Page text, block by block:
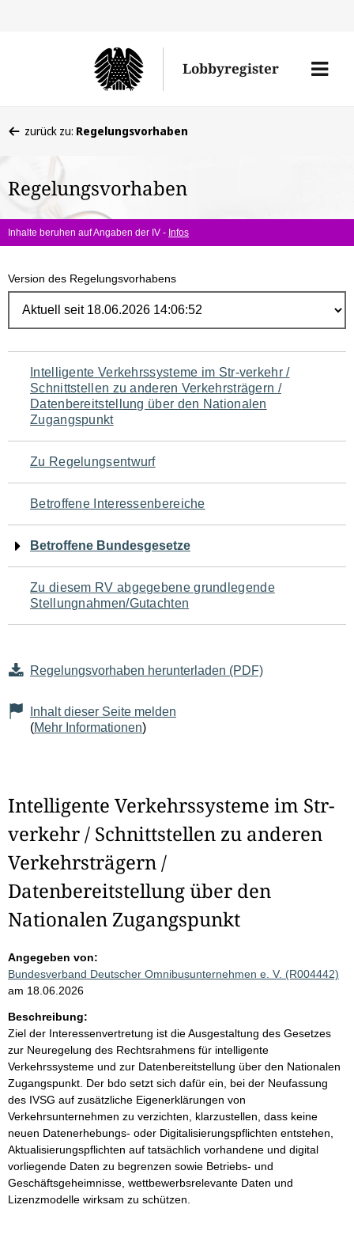
Lobbyregister
Menü
befinden
hier:
zurück zu: Regelungsvorhaben
Regelungsvorhaben
Inhalte beruhen auf Angaben der IV - Infos
Version des Regelungsvorhabens
Navigation
für
den
Seiteninhalt
Intelligente Verkehrssysteme im Str-verkehr /
Schnittstellen zu anderen Verkehrsträgern /
Datenbereitstellung über den Nationalen
Zugangspunkt
Zu Regelungsentwurf
Betroffene Interessenbereiche
Betroffene Bundesgesetze
Zu diesem RV abgegebene grundlegende
Stellungnahmen/Gutachten
Regelungsvorhaben herunterladen (PDF)
Inhalt dieser Seite melden
(Mehr Informationen)
Intelligente Verkehrssysteme im Str-
verkehr / Schnittstellen zu anderen
Verkehrsträgern /
Datenbereitstellung über den
Nationalen Zugangspunkt
Angegeben von:
Bundesverband Deutscher Omnibusunternehmen e. V. (R004442)
am 18.06.2026
Beschreibung:
Ziel der Interessenvertretung ist die Ausgestaltung des Gesetzes
zur Neuregelung des Rechtsrahmens für intelligente
Verkehrssysteme und zur Datenbereitstellung über den Nationalen
Zugangspunkt. Der bdo setzt sich dafür ein, bei der Neufassung
des IVSG auf zusätzliche Eigenerklärungen von
Verkehrsunternehmen zu verzichten, klarzustellen, dass keine
neuen Datenerhebungs- oder Digitalisierungspflichten entstehen,
Aktualisierungspflichten auf tatsächlich vorhandene und digital
vorliegende Daten zu begrenzen sowie Betriebs- und
Geschäftsgeheimnisse, wettbewerbsrelevante Daten und
Lizenzmodelle wirksam zu schützen.